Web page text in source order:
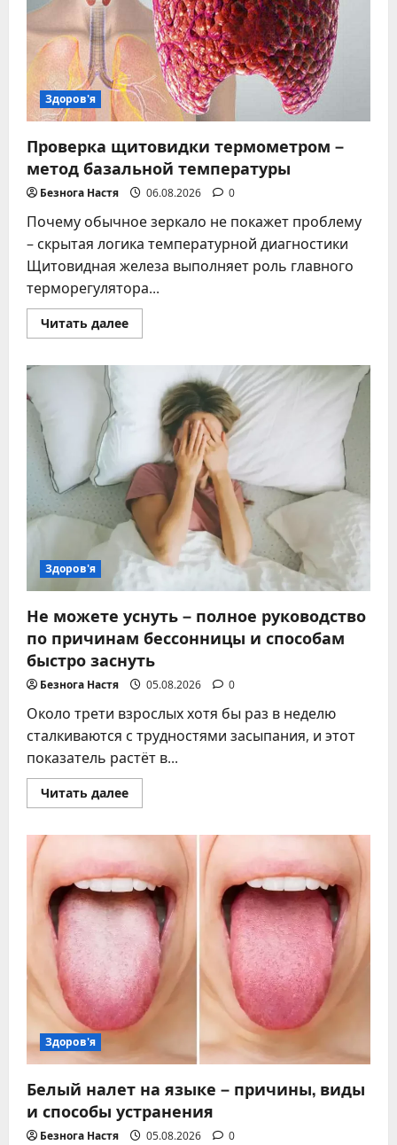
стула
Здоров'я
Проверка щитовидки термометром –
метод базальной температуры
Безнога Настя 06.08.2026 0
Почему обычное зеркало не покажет проблему
– скрытая логика температурной диагностики
Щитовидная железа выполняет роль главного
терморегулятора...
Читать далееПрочитать
больше
термометром
метод
базальной
температуры
Здоров'я
Не можете уснуть – полное руководство
по причинам бессонницы и способам
быстро заснуть
Безнога Настя 05.08.2026 0
Около трети взрослых хотя бы раз в неделю
сталкиваются с трудностями засыпания, и этот
показатель растёт в...
Читать далееПрочитать
больше
можете
–
полное
руководство
по
причинам
бессонницы
и
способам
быстро
заснуть
Здоров'я
Белый налет на языке – причины, виды
и способы устранения
Безнога Настя 05.08.2026 0